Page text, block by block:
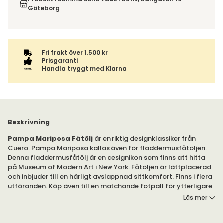
varan ihop med andra produkter skickas hela ordern
tillsammans med samma fraktalternativ.
Göteborg
Fri frakt över 1.500 kr
Prisgaranti
Handla tryggt med Klarna
Beskrivning
Pampa Mariposa Fåtölj är en riktig designklassiker från
Cuero. Pampa Mariposa kallas även för fladdermusfåtöljen.
Denna fladdermusfåtölj är en designikon som finns att hitta
på Museum of Modern Art i New York. Fåtöljen är lättplacerad
och inbjuder till en härligt avslappnad sittkomfort. Finns i flera
utföranden. Köp även till en matchande fotpall för ytterligare
Läs mer